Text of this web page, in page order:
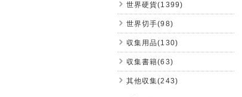
世界硬貨(1399)
世界切手(98)
収集用品(130)
収集書籍(63)
其他収集(243)